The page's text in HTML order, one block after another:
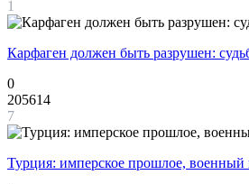
1
Карфаген должен быть разрушен:
0
205614
7
Турция: имперское прошлое, военный